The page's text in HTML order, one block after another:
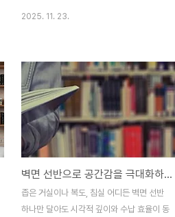
섯 가지 관점에서 책상 위 잡동사니를 정리하
는 방법을 제안합니다.구역 구분으로 기능별
공간 확보책상의 사용 목적별로 영역을 나누
면 물건이 제자리를 찾기 쉬워집니다.왼쪽에
는 문구·필기구, 오른쪽에는 전자기기·충전
기, 중앙에는 작업 공간만 남겨두면 물건이
흩어지는 것을 예방할 수 있습니다. 책상 위
에 작은 칸막이나 데스크 오거나이저를 두어
구역을 시각적으로 구분하면 자연스럽게 이
2025. 11. 23.
벽면 선반으로 공간감을 극대화하는 꾸밈법
좁은 거실이나 복도, 침실 어디든 벽면 선반
하나만 달아도 시각적 깊이와 수납 효율이 동